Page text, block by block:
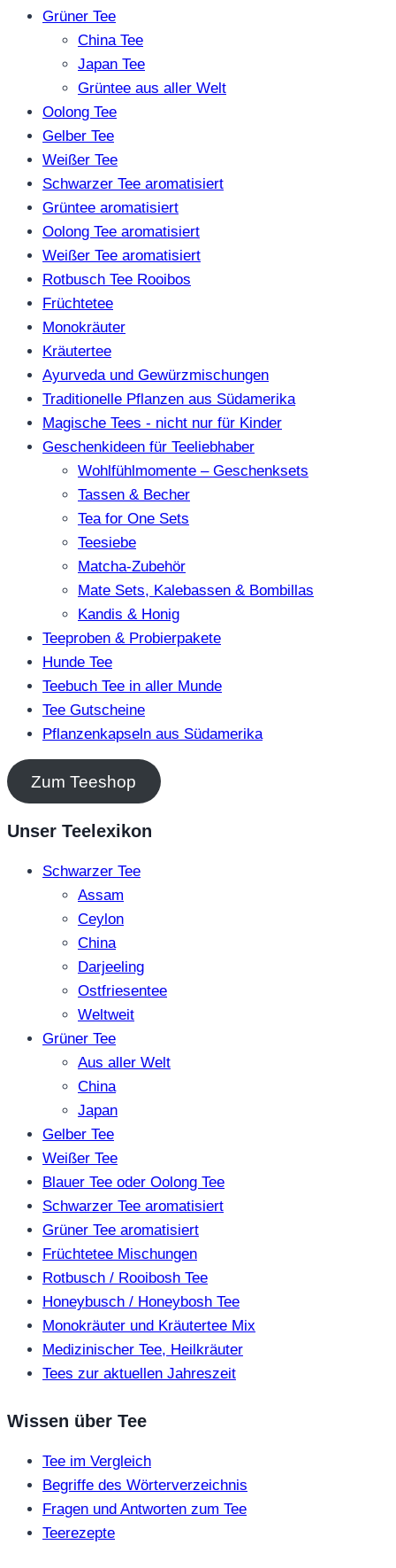
Grüner Tee
China Tee
Japan Tee
Grüntee aus aller Welt
Oolong Tee
Gelber Tee
Weißer Tee
Schwarzer Tee aromatisiert
Grüntee aromatisiert
Oolong Tee aromatisiert
Weißer Tee aromatisiert
Rotbusch Tee Rooibos
Früchtetee
Monokräuter
Kräutertee
Ayurveda und Gewürzmischungen
Traditionelle Pflanzen aus Südamerika
Magische Tees - nicht nur für Kinder
Geschenkideen für Teeliebhaber
Wohlfühlmomente – Geschenksets
Tassen & Becher
Tea for One Sets
Teesiebe
Matcha-Zubehör
Mate Sets, Kalebassen & Bombillas
Kandis & Honig
Teeproben & Probierpakete
Hunde Tee
Teebuch Tee in aller Munde
Tee Gutscheine
Pflanzenkapseln aus Südamerika
Zum Teeshop
Unser Teelexikon
Schwarzer Tee
Assam
Ceylon
China
Darjeeling
Ostfriesentee
Weltweit
Grüner Tee
Aus aller Welt
China
Japan
Gelber Tee
Weißer Tee
Blauer Tee oder Oolong Tee
Schwarzer Tee aromatisiert
Grüner Tee aromatisiert
Früchtetee Mischungen
Rotbusch / Rooibosh Tee
Honeybusch / Honeybosh Tee
Monokräuter und Kräutertee Mix
Medizinischer Tee, Heilkräuter
Tees zur aktuellen Jahreszeit
Wissen über Tee
Tee im Vergleich
Begriffe des Wörterverzeichnis
Fragen und Antworten zum Tee
Teerezepte